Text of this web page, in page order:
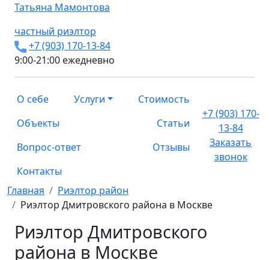
Татьяна Мамонтова
частный риэлтор
+7 (903) 170-13-84
9:00-21:00 ежедневно
О себе Услуги
Стоимость
Объекты
Статьи
Вопрос-ответ
Отзывы
Контакты
+7 (903) 170-
13-84
Заказать
звонок
Главная
Риэлтор район
Риэлтор Дмитровского района в Москве
Риэлтор Дмитровского
района в Москве